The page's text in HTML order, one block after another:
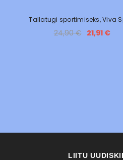
Tallatugi sportimiseks, Viva
24,90 € 21,91 €
LIITU